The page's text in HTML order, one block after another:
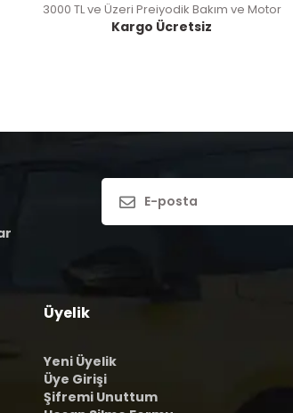
3000 TL ve Üzeri Preiyodik Bakım ve Motor
Kargo Ücretsiz
Üyelik
Yeni Üyelik
Üye Girişi
Şifremi Unuttum